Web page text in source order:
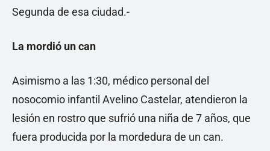
Segunda de esa ciudad.-
La mordió un can
Asimismo a las 1:30, médico personal del
nosocomio infantil Avelino Castelar, atendieron la
lesión en rostro que sufrió una niña de 7 años, que
fuera producida por la mordedura de un can.